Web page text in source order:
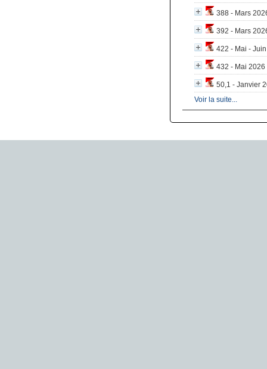
388 - Mars
392 - Mars
422 - Mai -
432 - Mai 2026
50,1 - Janvier
Voir la suite...